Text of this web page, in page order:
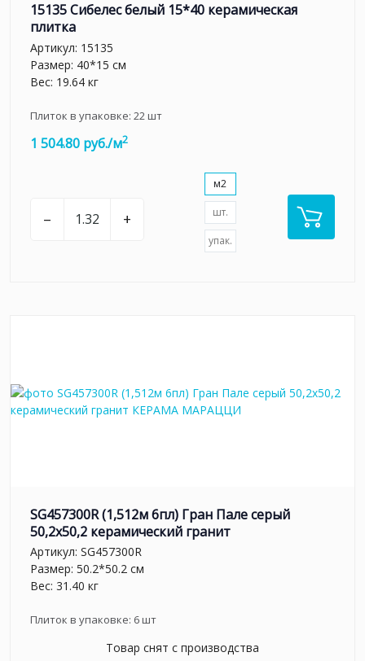
15135 Сибелес белый 15*40 керамическая
плитка
Артикул: 15135
Размер: 40*15 см
Вес: 19.64 кг
Плиток в упаковке: 22шт
1 504.80 руб./м2
– +
м2
шт.
упак.
SG457300R (1,512м 6пл) Гран Пале серый
50,2x50,2 керамический гранит
Артикул: SG457300R
Размер: 50.2*50.2 см
Вес: 31.40 кг
Плиток в упаковке: 6шт
Товар снят с производства